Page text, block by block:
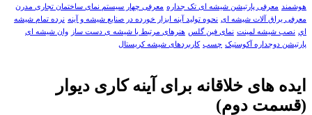
هوشمند
معرفی پارتیشن شیشه ای تک جداره معرفی چهار سیستم نمای ساختمان تجاری مدرن
معرفی یراق آلات شیشه ای نحوه تولید آینه ابزار خورده در صنایع شیشه و آینه نرده تمام شيشه
اي نصب شیشه لمینت نمای فین گلس هنرهای مرتبط با شیشه ی دست ساز
وان شیشه ای
پارتیشن دوجداره آکوستیک چسب کاربردهای شیشه کریستال
ایده های خلاقانه برای آینه کاری دیوار
(قسمت دوم)